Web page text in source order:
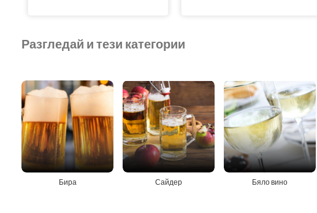
Разгледай и тези категории
Бира Сайдер Бяло вино